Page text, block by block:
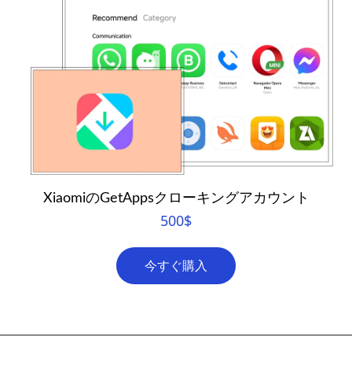
XiaomiのGetAppsクローキングアカウント
500$
今すぐ購入